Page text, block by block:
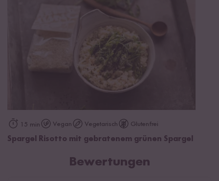
15 min Vegan Vegetarisch Glutenfrei
Spargel Risotto mit gebratenem grünen Spargel
Bewertungen